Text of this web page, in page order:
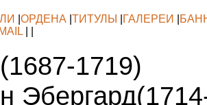
ОРДЕНА ТИТУЛЫ ГАЛЕРЕИ
1719)